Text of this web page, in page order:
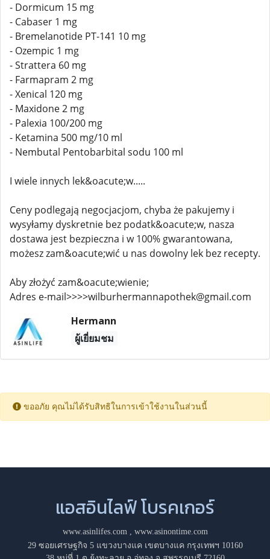
- Dormicum 15 mg
- Cabaser 1 mg
- Bremelanotide PT-141 10 mg
- Ozempic 1 mg
- Strattera 60 mg
- Farmapram 2 mg
- Xenical 120 mg
- Maxidone 2 mg
- Palexia 100/200 mg
- Ketamina 500 mg/10 ml
- Nembutal Pentobarbital sodu 100 ml
I wiele innych lek&oacute;w.....
Ceny podlegają negocjacjom, chyba że pakujemy i
wysyłamy dyskretnie bez podatk&oacute;w, nasza
dostawa jest bezpieczna i w 100% gwarantowana,
możesz zam&oacute;wić u nas dowolny lek bez recepty.
Aby złożyć zam&oacute;wienie;
Adres e-mail>>>>wilburhermannapothek@gmail.com
Hermann
ผู้เยี่ยมชม
ขออภัย คุณไม่ได้รับสิทธิในการเข้าใช้งานในส่วนนี้
แอสอินไลฟ์ โบรคเกอร์
www.asinlifes.com, www.asinontime.com
29 ซอยเศรษฐกิจ 5 แขวงบางแค เขตบางแค กรุงเทพฯ 10160